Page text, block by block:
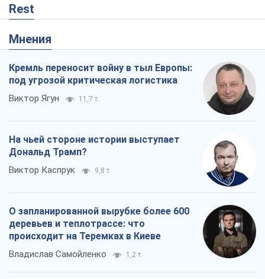
Rest
Мнения
Кремль переносит войну в тыл Европы:
под угрозой критическая логистика
Виктор Ягун 11,7 т.
На чьей стороне истории выступает
Дональд Трамп?
Виктор Каспрук 9,8 т.
О запланированной вырубке более 600
деревьев и теплотрассе: что
происходит на Теремках в Киеве
Владислав Самойленко 1,2 т.